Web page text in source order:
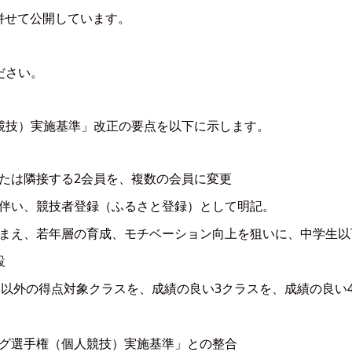
せて公開しています。
い。
）実施基準」改正の要点を以下に示します。
隣接する2会員を、複数の会員に変更
、競技者登録（ふるさと登録）として明記。
、若年層の育成、モチベーション向上を狙いに、中学生
外の得点対象クラスを、成績の良い3クラスを、成績の良い
手権（個人競技）実施基準」との整合